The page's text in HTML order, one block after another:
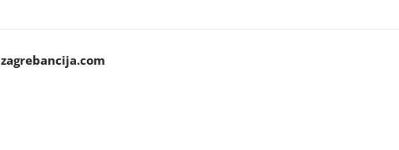
zagrebancija.com